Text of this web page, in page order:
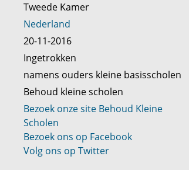
Tweede Kamer
Nederland
20-11-2016
Ingetrokken
namens ouders kleine basisscholen
Behoud kleine scholen
Bezoek onze site Behoud Kleine
Scholen
Bezoek ons op Facebook
Volg ons op Twitter